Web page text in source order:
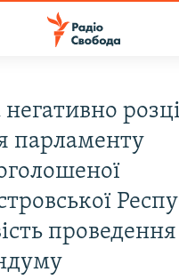
негативно
парламенту
проведення